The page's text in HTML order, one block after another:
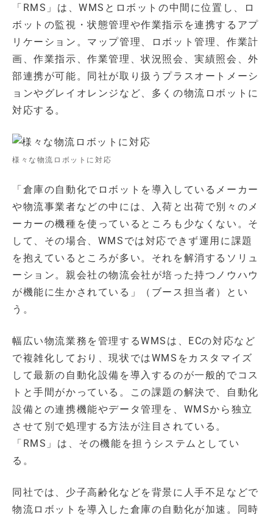
「RMS」は、WMSとロボットの中間に位置し、ロ
ボットの監視・状態管理や作業指示を連携するアプ
リケーション。マップ管理、ロボット管理、作業計
画、作業指示、作業管理、状況照会、実績照会、外
部連携が可能。同社が取り扱うプラスオートメーシ
ョンやグレイオレンジなど、多くの物流ロボットに
対応する。
様々な物流ロボットに対応
「倉庫の自動化でロボットを導入しているメーカー
や物流事業者などの中には、入荷と出荷で別々のメ
ーカーの機種を使っているところも少なくない。そ
して、その場合、WMSでは対応できず運用に課題
を抱えているところが多い。それを解消するソリュ
ーション。親会社の物流会社が培った持つノウハウ
が機能に生かされている」（ブース担当者）とい
う。
幅広い物流業務を管理するWMSは、ECの対応など
で複雑化しており、現状ではWMSをカスタマイズ
して最新の自動化設備を導入するのが一般的でコス
トと手間がかっている。この課題の解決で、自動化
設備との連携機能やデータ管理を、WMSから独立
させて別で処理する方法が注目されている。
「RMS」は、その機能を担うシステムとしてい
る。
同社では、少子高齢化などを背景に人手不足などで
物流ロボットを導入した倉庫の自動化が加速。同時